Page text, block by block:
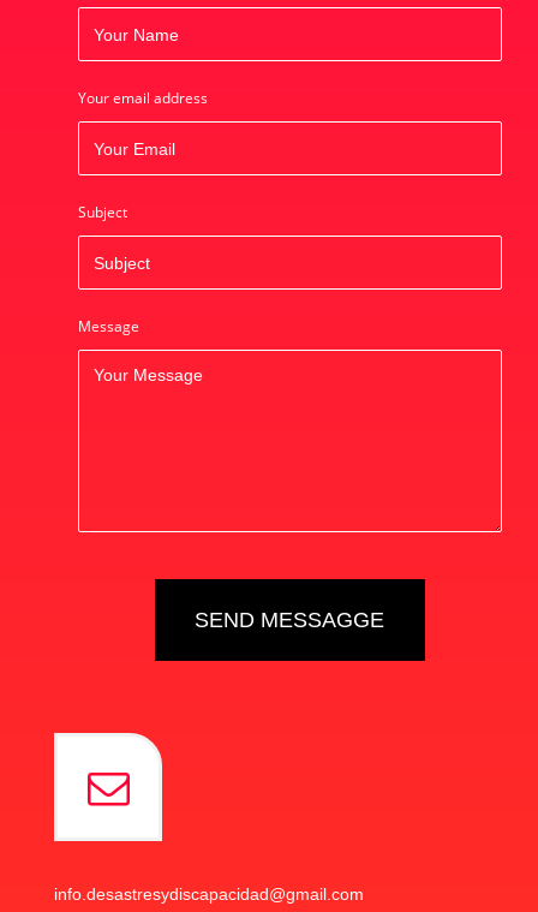
Your email address
Subject
Message
info.desastresydiscapacidad@gmail.com